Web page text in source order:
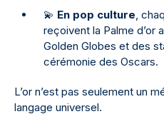
💫 En pop culture ,
reçoivent la Palme d’or
Golden Globes et des
cérémonie des Oscars.
L’or n’est pas seulement un
langage universel.